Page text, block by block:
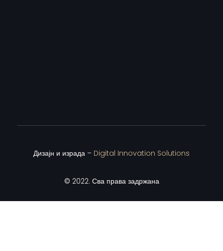
Дизајн и израда – Digital Innovation Solutions
© 2022. Сва права задржана